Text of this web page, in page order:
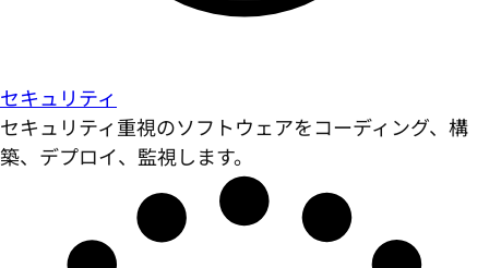
セキュリティ
セキュリティ重視のソフトウェアをコーディング、構
築、デプロイ、監視します。